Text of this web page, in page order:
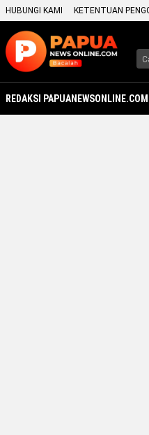
HUBUNGI KAMI KETENTUAN
REDAKSI PAPUANEWSONLINE.COM